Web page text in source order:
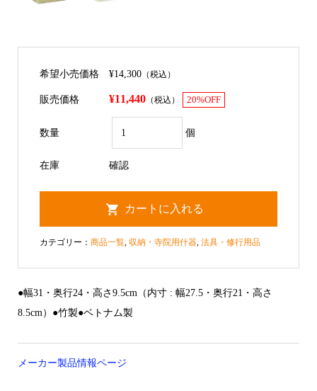
希望小売価格 ¥14,300（税込）
販売価格 ¥11,440（税込） 20%OFF
数量 個
在庫 確認
カテゴリー： 商品一覧, 収納・寺院用什器, 法具・修行用品
●幅31・奥行24・高さ9.5cm（内寸 : 幅27.5・奥行21・高さ
8.5cm）●竹製●ベトナム製
メーカー製品情報ページ